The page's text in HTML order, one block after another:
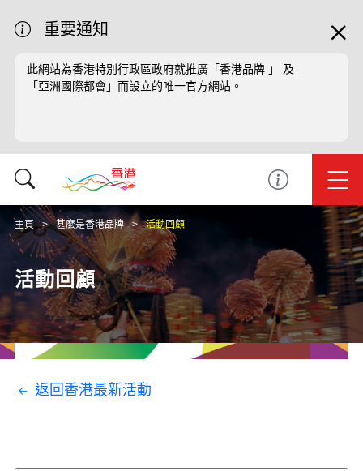
重要通知
此網站為香港特別行政區政府就推廣「香港品牌 」 及
「亞洲國際都會」而設立的唯一官方網站。
主頁 甚麼是香港品牌 活動回顧
活動回顧
返回香港最新活動